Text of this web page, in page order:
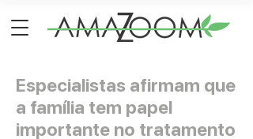
Especialistas afirmam que
a família tem papel
importante no tratamento